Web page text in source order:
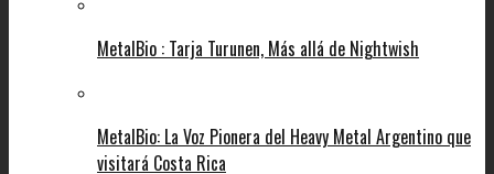
MetalBio : Tarja Turunen, Más allá de Nightwish
MetalBio: La Voz Pionera del Heavy Metal Argentino que
visitará Costa Rica